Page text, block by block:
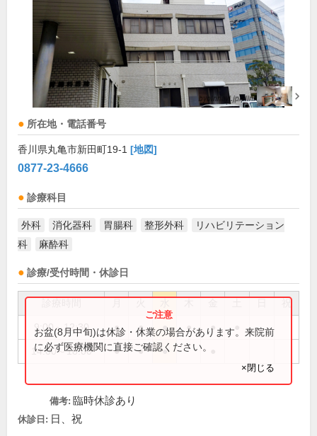
所在地・電話番号
香川県丸亀市新田町19-1 [地図]
0877-23-4666
診療科目
外科 消化器科 胃腸科 整形外科
リハビリテーション
科
麻酔科
診療/受付時間・休診日
祝
9:00～12:30 ● ● ● ● ●
14:00～18:00 ● ● ●
お盆(8月中旬)は休診・休業の場合があります。来院前
に必ず医療機関に直接ご確認ください。
×閉じる
備考: 臨時休診あり
休診日: 日、祝